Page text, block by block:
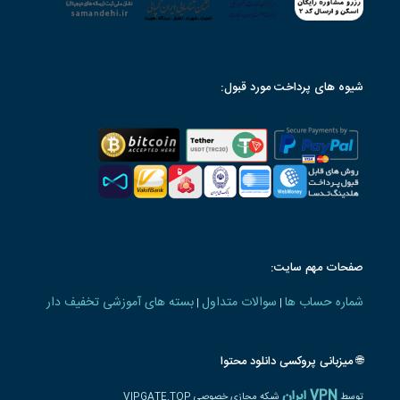
شیوه های پرداخت مورد قبول:
صفحات مهم سایت:
شماره حساب ها | سوالات متداول | بسته های آموزشی تخفیف دار
🌐 میزبانی پروکسی دانلود محتوا